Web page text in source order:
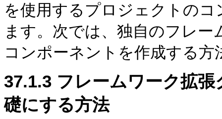
を使用するプロジェクトの
ます。次では、独自のフレ
コンポーネントを作成する
37.1.3 フレームワーク拡
礎にする方法